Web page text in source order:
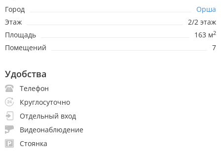
Город
Орша
Этаж
2/2 этаж
Площадь
163 м2
Помещений 7
Удобства
Телефон
Круглосуточно
Отдельный вход
Видеонаблюдение
Стоянка